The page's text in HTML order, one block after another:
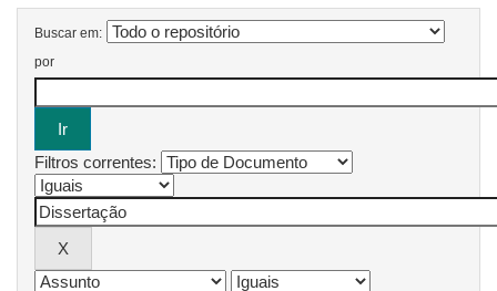
Buscar em:
por
Filtros correntes: